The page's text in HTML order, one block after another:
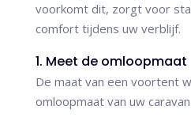
voorkomt dit, zorgt voor
comfort tijdens uw verblijf.
1. Meet de omloopmaat
De maat van een voortent
omloopmaat van uw